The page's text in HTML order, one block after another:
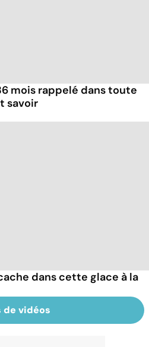
mois rappelé dans toute
savoir
dans cette glace à la
de vidéos